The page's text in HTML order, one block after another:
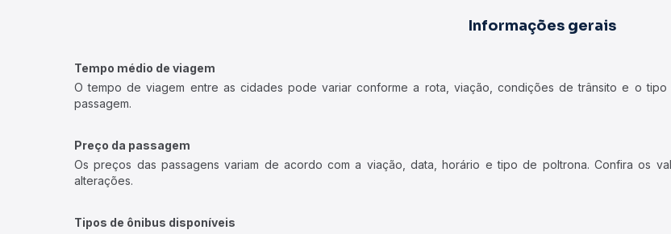
Informações gerais
Tempo médio de viagem
O tempo de viagem entre as cidades pode variar conforme a rota, viação, condições de trânsito e o tipo
passagem.
Preço da passagem
Os preços das passagens variam de acordo com a viação, data, horário e tipo de poltrona. Confira os
alterações.
Tipos de ônibus disponíveis